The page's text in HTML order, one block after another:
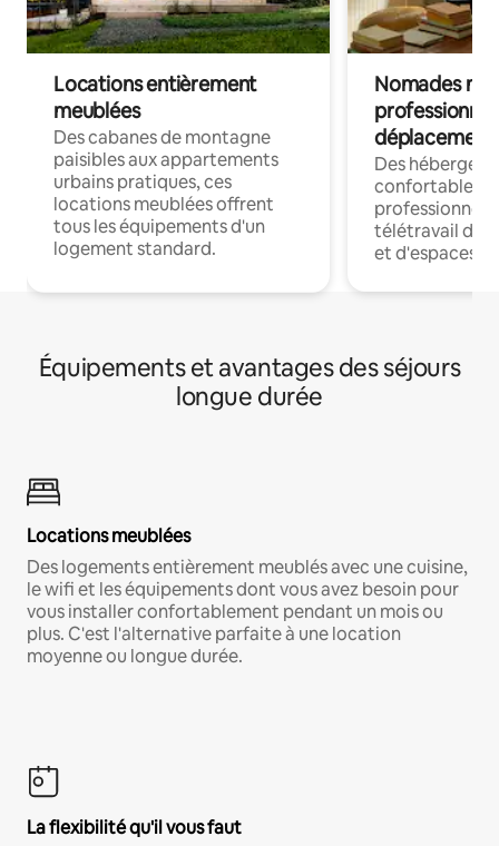
Locations entièrement
meublées
Des cabanes de montagne
paisibles aux appartements
urbains pratiques, ces
locations meublées offrent
tous les équipements d'un
logement standard.
Nomades
déplacement
Des
confortables
professionnels
télétravail
et d'espaces
Équipements et avantages des séjours
longue durée
Locations meublées
Des logements entièrement meublés avec une cuisine,
le wifi et les équipements dont vous avez besoin pour
vous installer confortablement pendant un mois ou
plus. C'est l'alternative parfaite à une location
moyenne ou longue durée.
La flexibilité qu'il vous faut